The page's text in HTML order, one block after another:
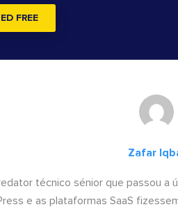
FREE
Zafar
técnico sénior que passou
e as plataformas SaaS